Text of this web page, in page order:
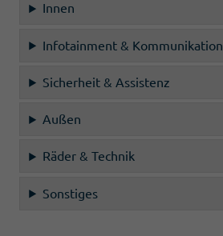
Innen
Infotainment & Kommunikation
Sicherheit & Assistenz
Außen
Räder & Technik
Sonstiges